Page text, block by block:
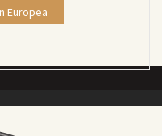
Europea